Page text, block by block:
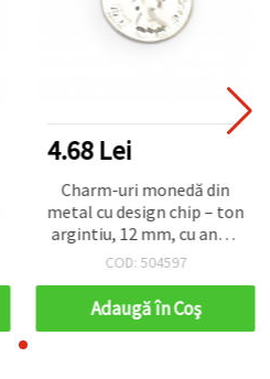
4.68 Lei
Charm-uri monedă din
metal cu design chip – ton
argintiu, 12 mm, cu anou,
pachet 50 buc.
COD: 504597
Adaugă în Coş